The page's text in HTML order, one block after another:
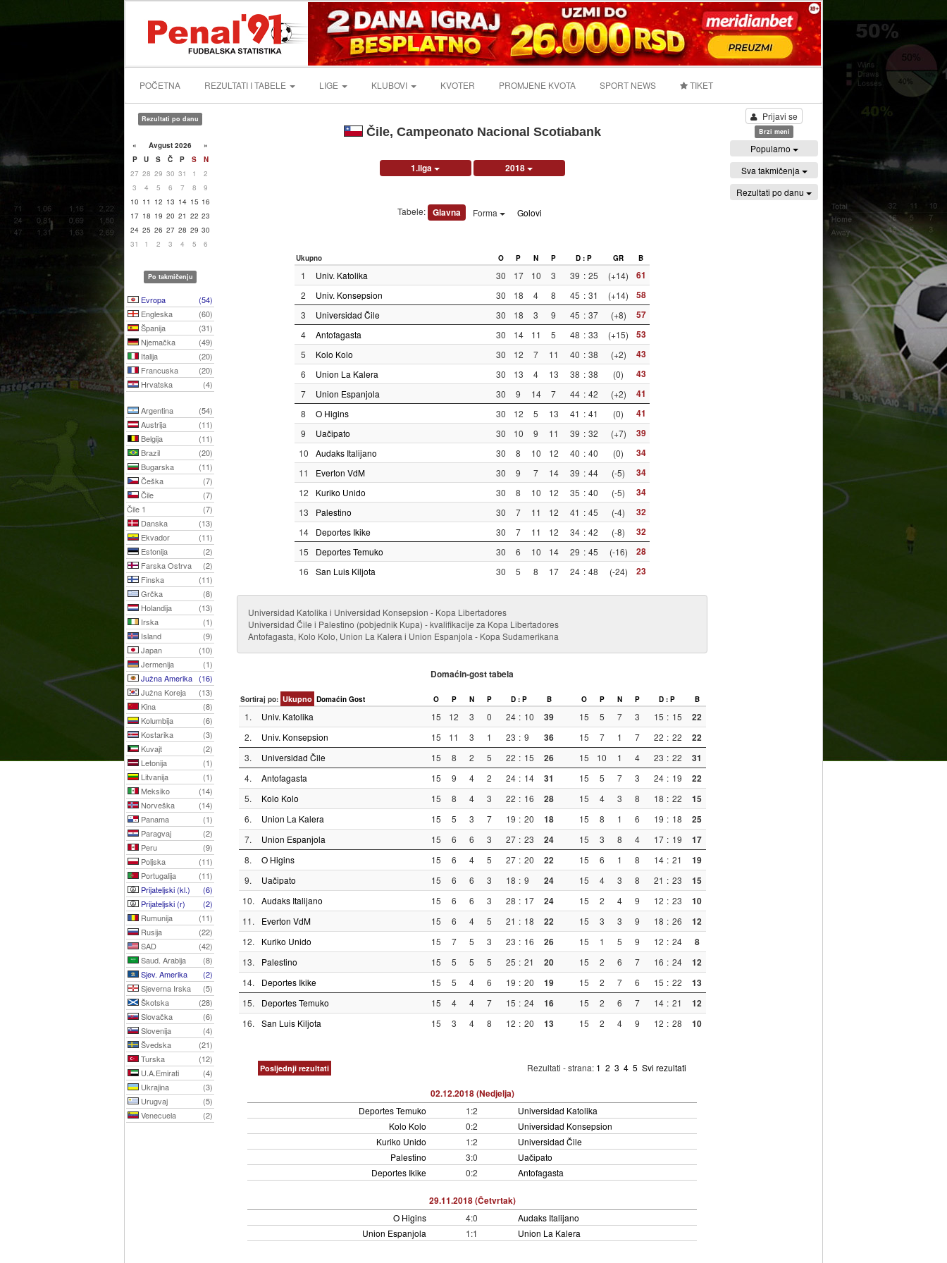
POČETNA REZULTATI I TABELE LIGE KLUBOVI KVOTER PROMJENE KVOTA SPORT NEWS TIKET
Rezultati po danu
« Avgust 2026
»
P
U S Č P S
N
27 28 29 30 31 1
2
3
4 5 6 7 8
9
10 11 12 13 14 15 16
17 18 19 20 21 22 23
24 25 26 27 28 29 30
31
1 2 3 4 5 6
Po takmičenju
Evropa
(54)
Engleska
(60)
Španija
(31)
Njemačka
(49)
Italija
(20)
Francuska
(20)
Hrvatska
(4)
Argentina
(54)
Austrija
(11)
Belgija
(11)
Brazil
(20)
Bugarska
(11)
Češka
(7)
Čile
(7)
Čile 1
(7)
Danska
(13)
Ekvador
(11)
Estonija
(2)
Farska Ostrva
(2)
Finska
(11)
Grčka
(8)
Holandija
(13)
Irska
(1)
Island
(9)
Japan
(10)
Jermenija
(1)
Južna Amerika (16)
Južna Koreja
(13)
Kina
(8)
Kolumbija
(6)
Kostarika
(3)
Kuvajt
(2)
Letonija
(1)
Litvanija
(1)
Meksiko
(14)
Norveška
(14)
Panama
(1)
Paragvaj
(2)
Peru
(9)
Poljska
(11)
Portugalija
(11)
Prijateljski (kl.)
(6)
Prijateljski (r)
(2)
Rumunija
(11)
Rusija
(22)
SAD
(42)
Saud. Arabija
(8)
Sjev. Amerika
(2)
Sjeverna Irska
(5)
Škotska
(28)
Slovačka
(6)
Slovenija
(4)
Švedska
(21)
Turska
(12)
U.A.Emirati
(4)
Ukrajina
(3)
Urugvaj
(5)
Venecuela
(2)
Čile, Campeonato Nacional Scotiabank
1.liga 2018
Tabele: Glavna Forma Golovi
Ukupno O P N P D : P GR B
1 Univ. Katolika 30 17 10 3 39 : 25 (+14) 61
2 Univ. Konsepsion 30 18 4 8 45 : 31 (+14) 58
3 Universidad Čile 30 18 3 9 45 : 37 (+8) 57
4 Antofagasta 30 14 11 5 48 : 33 (+15) 53
5 Kolo Kolo 30 12 7 11 40 : 38 (+2) 43
6 Union La Kalera 30 13 4 13 38 : 38 (0) 43
7 Union Espanjola 30 9 14 7 44 : 42 (+2) 41
8 O Higins 30 12 5 13 41 : 41 (0) 41
9 Uačipato 30 10 9 11 39 : 32 (+7) 39
10 Audaks Italijano 30 8 10 12 40 : 40 (0) 34
11 Everton VdM 30 9 7 14 39 : 44 (-5) 34
12 Kuriko Unido 30 8 10 12 35 : 40 (-5) 34
13 Palestino 30 7 11 12 41 : 45 (-4) 32
14 Deportes Ikike 30 7 11 12 34 : 42 (-8) 32
15 Deportes Temuko 30 6 10 14 29 : 45 (-16) 28
16 San Luis Kiljota 30 5 8 17 24 : 48 (-24) 23
Universidad Katolika i Universidad Konsepsion - Kopa Libertadores
Universidad Čile i Palestino (pobjednik Kupa) - kvalifikacije za Kopa Libertadores
Antofagasta, Kolo Kolo, Union La Kalera i Union Espanjola - Kopa Sudamerikana
Domaćin-gost tabela
Sortiraj po: Ukupno Domaćin Gost O P N P D : P B O P N P D : P B
1. Univ. Katolika 15 12 3 0 24 : 10 39 15 5 7 3 15 : 15 22
2. Univ. Konsepsion 15 11 3 1 23 : 9 36 15 7 1 7 22 : 22 22
3. Universidad Čile 15 8 2 5 22 : 15 26 15 10 1 4 23 : 22 31
4. Antofagasta 15 9 4 2 24 : 14 31 15 5 7 3 24 : 19 22
5. Kolo Kolo 15 8 4 3 22 : 16 28 15 4 3 8 18 : 22 15
6. Union La Kalera 15 5 3 7 19 : 20 18 15 8 1 6 19 : 18 25
7. Union Espanjola 15 6 6 3 27 : 23 24 15 3 8 4 17 : 19 17
8. O Higins 15 6 4 5 27 : 20 22 15 6 1 8 14 : 21 19
9. Uačipato 15 6 6 3 18 : 9 24 15 4 3 8 21 : 23 15
10. Audaks Italijano 15 6 6 3 28 : 17 24 15 2 4 9 12 : 23 10
11. Everton VdM 15 6 4 5 21 : 18 22 15 3 3 9 18 : 26 12
12. Kuriko Unido 15 7 5 3 23 : 16 26 15 1 5 9 12 : 24 8
13. Palestino 15 5 5 5 25 : 21 20 15 2 6 7 16 : 24 12
14. Deportes Ikike 15 5 4 6 19 : 20 19 15 2 7 6 15 : 22 13
15. Deportes Temuko 15 4 4 7 15 : 24 16 15 2 6 7 14 : 21 12
16. San Luis Kiljota 15 3 4 8 12 : 20 13 15 2 4 9 12 : 28 10
Posljednji rezultati Rezultati - strana: 1 2 3 4 5 Svi rezultati
02.12.2018 (Nedjelja)
Deportes Temuko 1:2
Universidad Katolika
Kolo Kolo
0:2
Universidad Konsepsion
Kuriko Unido
1:2
Universidad Čile
Palestino
3:0
Uačipato
Deportes Ikike
0:2 Antofagasta
29.11.2018 (Četvrtak)
O Higins 4:0
Audaks Italijano
Union Espanjola
1:1 Union La Kalera
Prijavi se
Brzi meni
Popularno
Sva takmičenja
Rezultati po danu